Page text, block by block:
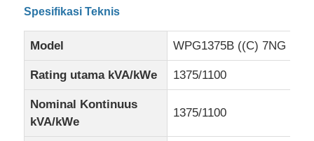
Spesifikasi Teknis
Model WPG1375B ((C) 7NG
Rating utama kVA/kWe 1375/1100
Nominal Kontinuus
kVA/kWe
1375/1100